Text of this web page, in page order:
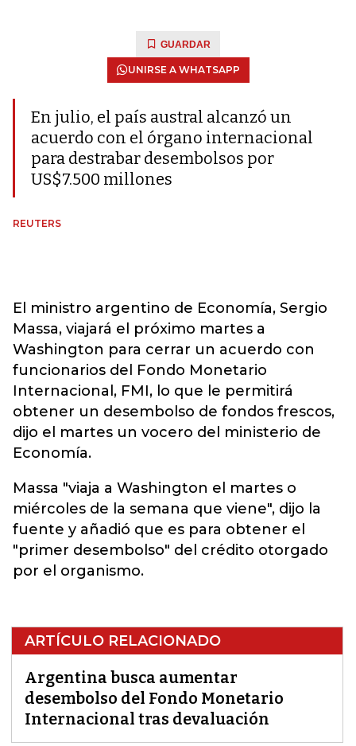
GUARDAR
UNIRSE A WHATSAPP
En julio, el país austral alcanzó un
acuerdo con el órgano internacional
para destrabar desembolsos por
US$7.500 millones
REUTERS
El ministro argentino de Economía, Sergio
Massa, viajará el próximo martes a
Washington para cerrar un acuerdo con
funcionarios del Fondo Monetario
Internacional, FMI, lo que le permitirá
obtener un desembolso de fondos frescos,
dijo el martes un vocero del ministerio de
Economía.
Massa "viaja a Washington el martes o
miércoles de la semana que viene", dijo la
fuente y añadió que es para obtener el
"primer desembolso" del crédito otorgado
por el organismo.
ARTÍCULO RELACIONADO
Argentina busca aumentar
desembolso del Fondo Monetario
Internacional tras devaluación